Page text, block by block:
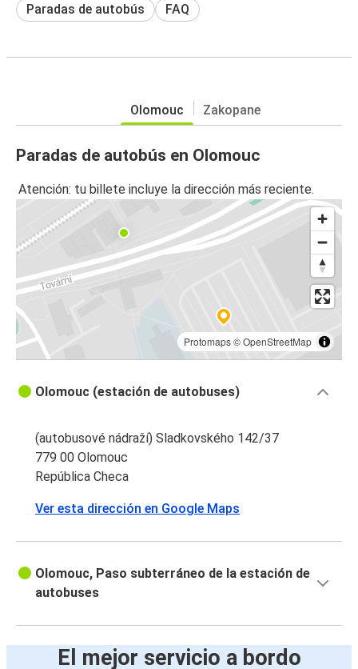
Paradas de autobús FAQ
Olomouc Zakopane
Paradas de autobús en Olomouc
Atención: tu billete incluye la dirección más reciente.
Protomaps©OpenStreetMap
Olomouc (estación de autobuses)
(autobusové nádraží) Sladkovského 142/37
779 00 Olomouc
República Checa
Ver esta dirección en Google Maps
Olomouc, Paso subterráneo de la estación de
autobuses
El mejor servicio a bordo